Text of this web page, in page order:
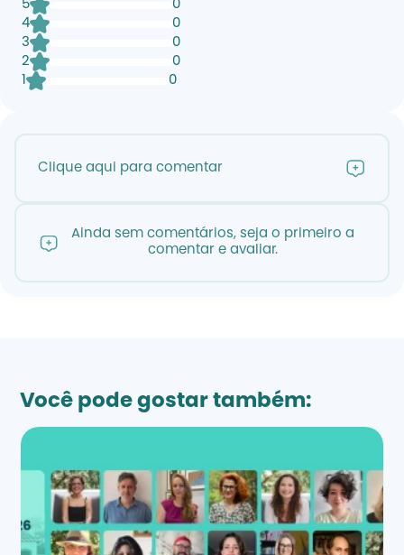
5
0
4
0
3
0
2
0
1
0
Clique aqui para comentar
Ainda sem comentários, seja o primeiro a
comentar e avaliar.
Você pode gostar também: